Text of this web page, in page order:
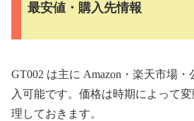
最安値・購入先情報
GT002 は主に Amazon・楽天市場
入可能です。価格は時期によって
理しておきます。